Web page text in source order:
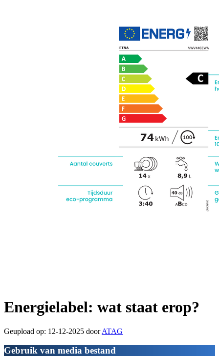
Energielabel: wat staat erop?
Geupload op: 12-12-2025 doorATAG
Gebruik van media bestand